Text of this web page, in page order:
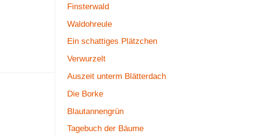
Finsterwald
Waldohreule
Ein schattiges Plätzchen
Verwurzelt
Auszeit unterm Blätterdach
Die Borke
Blautannengrün
Tagebuch der Bäume